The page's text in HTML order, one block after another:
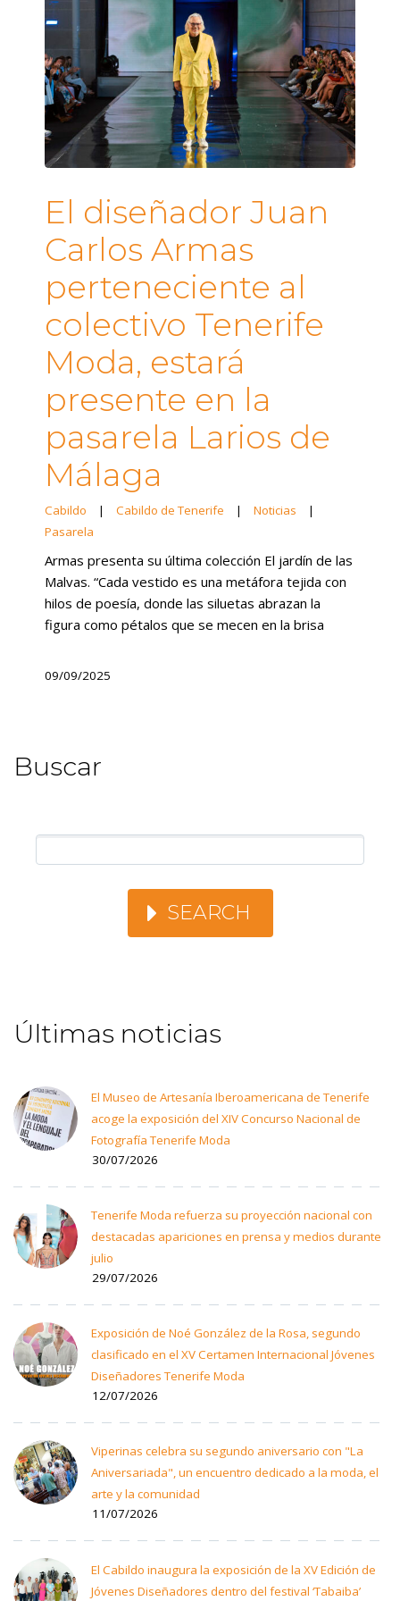
El diseñador Juan
Carlos Armas
perteneciente al
colectivo Tenerife
Moda, estará
presente en la
pasarela Larios de
Málaga
Cabildo | Cabildo de Tenerife | Noticias
|
Pasarela
Armas presenta su última colección El jardín de las
Malvas. “Cada vestido es una metáfora tejida con
hilos de poesía, donde las siluetas abrazan la
figura como pétalos que se mecen en la brisa
09/09/2025
Buscar
SEARCH
Últimas noticias
El Museo de Artesanía Iberoamericana de Tenerife
acoge la exposición del XIV Concurso Nacional de
Fotografía Tenerife Moda
30/07/2026
Tenerife Moda refuerza su proyección nacional con
destacadas apariciones en prensa y medios durante
julio
29/07/2026
Exposición de Noé González de la Rosa, segundo
clasificado en el XV Certamen Internacional Jóvenes
Diseñadores Tenerife Moda
12/07/2026
Viperinas celebra su segundo aniversario con "La
Aniversariada", un encuentro dedicado a la moda, el
arte y la comunidad
11/07/2026
El Cabildo inaugura la exposición de la XV Edición de
Jóvenes Diseñadores dentro del festival ‘Tabaiba’